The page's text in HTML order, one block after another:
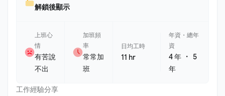
解鎖後顯示
上班心
情
有苦說
不出
加班頻
率
常常加
班
日均工時
11 hr
年資・總年
資
4 年 ・5
年
工作經驗分享